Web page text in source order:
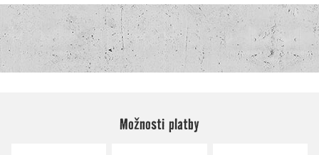
Možnosti platby